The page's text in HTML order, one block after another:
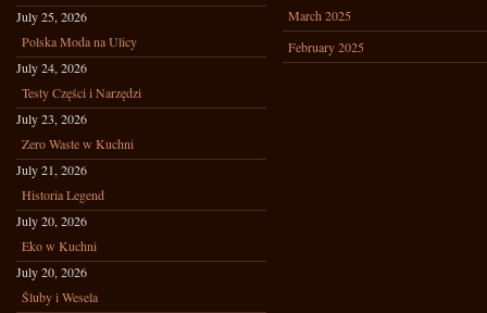
July 25, 2026
Polska Moda na Ulicy
July 24, 2026
Testy Części i Narzędzi
July 23, 2026
Zero Waste w Kuchni
July 21, 2026
Historia Legend
July 20, 2026
Eko w Kuchni
July 20, 2026
Śluby i Wesela
March 2025
February 2025